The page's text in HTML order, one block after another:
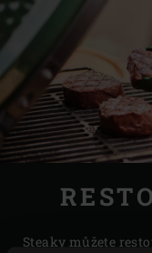
Steaky můžete